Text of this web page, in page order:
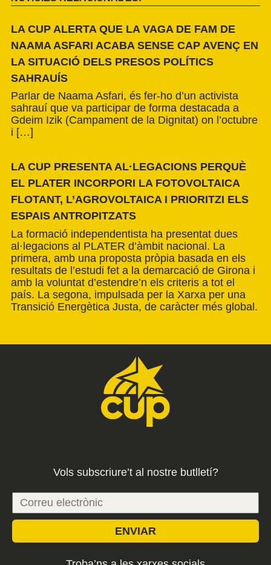
LA CUP ALERTA QUE LA VAGA DE FAM DE
NAAMA ASFARI ACABA SENSE CAP AVENÇ EN
LA SITUACIÓ DELS PRESOS POLÍTICS
SAHRAUÍS
Parlar de Naama Asfari, és fer-ho d’un activista
sahrauí que va participar de forma destacada a
Gdeim Izik (Campament de la Dignitat) on l’octubre
i […]
LA CUP PRESENTA AL·LEGACIONS PERQUÈ
EL PLATER INCORPORI LA FOTOVOLTAICA
FLOTANT, L’AGROVOLTAICA I PRIORITZI ELS
ESPAIS ANTROPITZATS
La formació independentista ha presentat dues
al·legacions al PLATER d’àmbit nacional. La
primera, amb una proposta pròpia basada en els
resultats de l’estudi fet a la demarcació de Girona i
amb la voluntat d’estendre’n els criteris a tot el
país. La segona, impulsada per la Xarxa per una
Transició Energètica Justa, de caràcter més global.
Vols subscriure’t al nostre butlletí?
ENVIAR